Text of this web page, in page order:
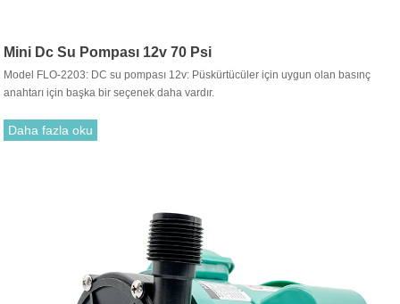
Mini Dc Su Pompası 12v 70 Psi
Model FLO-2203: DC su pompası 12v: Püskürtücüler için uygun olan basınç
anahtarı için başka bir seçenek daha vardır.
Daha fazla oku